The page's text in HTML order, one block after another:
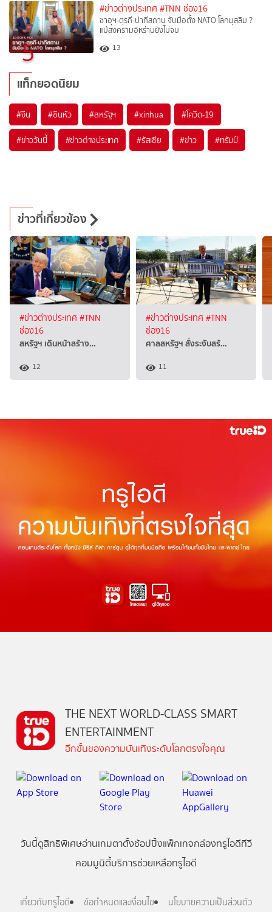
5
#ข่าวต่างประเทศ #TNN ช่อง16
ซาอุฯ-ตุรกี-ปากีสถาน จับมือตั้ง NATO โลกมุสลิม ?
แม้สงครามอิหร่านยังไม่จบ
13
แท็กยอดนิยม
#จีน #ซินหัว #สหรัฐฯ #xinhua #โควิด-19
#ข่าววันนี้ #ข่าวต่างประเทศ #รัสเซีย #ข่าว #ทรัมป์
ข่าวที่เกี่ยวข้อง
#ข่าวต่างประเทศ #TNN
ช่อง16
สหรัฐฯ เดินหน้าสร้าง…
12
#ข่าวต่างประเทศ #TNN
ช่อง16
ศาลสหรัฐฯ สั่งระงับสร้…
11
THE NEXT WORLD-CLASS SMART
ENTERTAINMENT
อีกขั้นของความบันเทิงระดับโลกตรงใจคุณ
วันนี้ดูสิทธิพิเศษอ่านเกมตาตั้งช้อปปิ้งแพ็กเกจกล่องทรูไอดีทีวี
คอมมูนิตี้บริการช่วยเหลือทรูไอดี
เกี่ยวกับทรูไอดี ข้อกำหนดและเงื่อนไข นโยบายความเป็นส่วนตัว